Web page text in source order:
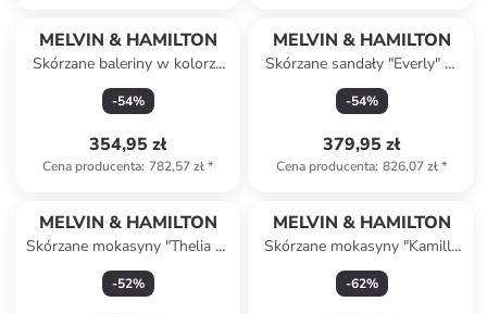
MELVIN & HAMILTON
Skórzane baleriny w kolorze
beżowym
-54%
354,95 zł
Cena producenta: 782,57 zł*
MELVIN & HAMILTON
Skórzane sandały "Everly" w
kolorze jasnobrązowym
-54%
379,95 zł
Cena producenta: 826,07 zł*
MELVIN & HAMILTON
Skórzane mokasyny "Thelia 7"
w kolorze fioletowym
-52%
MELVIN & HAMILTON
Skórzane mokasyny "Kamilla
6" w kolorze czarnym
-62%